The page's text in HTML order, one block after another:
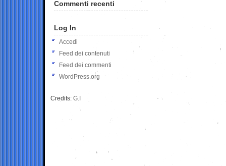
Commenti recenti
Log In
Accedi
Feed dei contenuti
Feed dei commenti
WordPress.org
Credits: G.I